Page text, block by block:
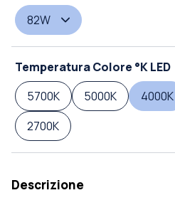
82W
Temperatura Colore °K LED
5700K
5000K 4000K
2700K
Descrizione